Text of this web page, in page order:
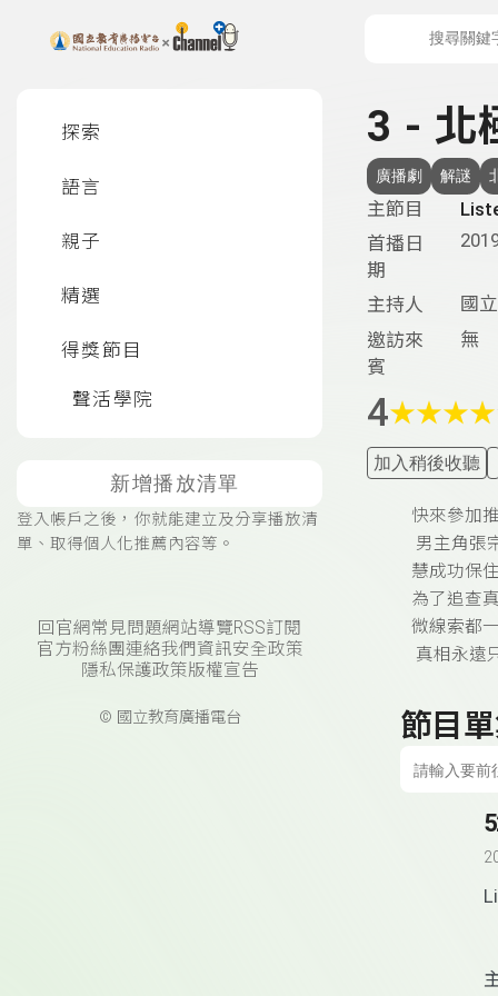
上方功能區塊
探索
語言
親子
精選
得獎節目
聲活學院
新增播放清單
登入帳戶之後，你就能建立及分享播放清
單、取得個人化推薦內容等。
回官網常見問題網站導覽RSS訂閱
官方粉絲團連絡我們 資訊安全政策
隱私保護政策版權宣告
© 國立教育廣播電台
3 - 北
廣播劇 解謎
主節目
首播日
期
主持人
國
邀訪來
賓
無
4★★★★
加入稍後收聽
快來參加
男主角張
慧成功保
為了追查
微線索都
真相永遠
節目